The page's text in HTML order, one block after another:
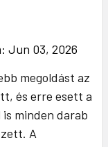
Jun 03, 2026
megoldást az
és erre esett a
minden darab
A